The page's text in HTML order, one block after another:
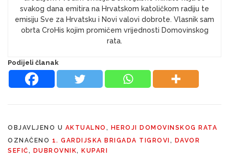
svakog dana emitira na Hrvatskom katoličkom radiju te
emisiju Sve za Hrvatsku i Novi valovi dobrote. Vlasnik sam
obrta CroHis kojim promičem vrijednosti Domovinskog
rata.
Podijeli članak
OBJAVLJENO U AKTUALNO ,
HEROJI DOMOVINSKOG RATA
OZNAČENO 1. GARDIJSKA BRIGADA TIGROVI ,
DAVOR
SEFIĆ, DUBROVNIK, KUPARI